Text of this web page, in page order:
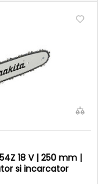
18 V | 250 mm |
si incarcator